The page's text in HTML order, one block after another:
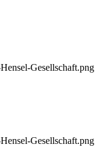
Gesellschaft.png
Gesellschaft.png